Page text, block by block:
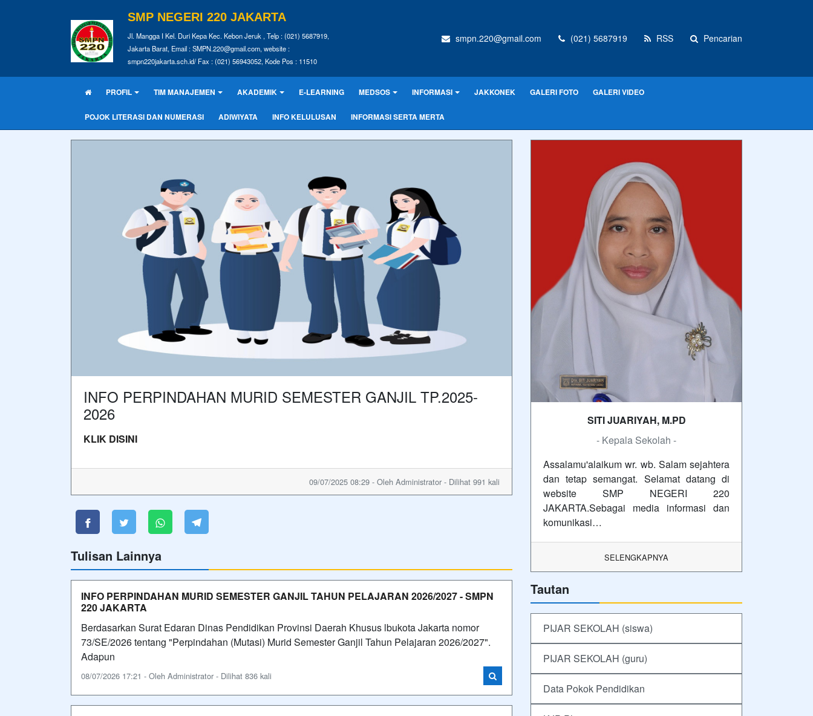
SMP NEGERI 220 JAKARTA
Jl. Mangga I Kel. Duri Kepa Kec. Kebon Jeruk , Telp : (021) 5687919,
Jakarta Barat, Email : SMPN.220@gmail.com, website :
smpn220jakarta.sch.id/ Fax : (021) 56943052, Kode Pos : 11510
smpn.220@gmail.com (021) 5687919 RSS Pencarian
PROFIL TIM MANAJEMEN AKADEMIK E-LEARNING MEDSOS INFORMASI JAKKONEK GALERI FOTO GALERI VIDEO
POJOK LITERASI DAN NUMERASI ADIWIYATA INFO KELULUSAN INFORMASI SERTA MERTA
INFO PERPINDAHAN MURID SEMESTER GANJIL TP.2025-
2026
KLIK DISINI
09/07/2025 08:29 - Oleh Administrator - Dilihat 991 kali
Tulisan Lainnya
INFO PERPINDAHAN MURID SEMESTER GANJIL TAHUN PELAJARAN 2026/2027 - SMPN
220 JAKARTA
Berdasarkan Surat Edaran Dinas Pendidikan Provinsi Daerah Khusus lbukota Jakarta nomor
73/SE/2026 tentang "Perpindahan (Mutasi) Murid Semester Ganjil Tahun Pelajaran 2026/2027".
Adapun
08/07/2026 17:21 - Oleh Administrator - Dilihat 836 kali
SITI JUARIYAH, M.PD
- Kepala Sekolah -
Assalamu'alaikum wr. wb. Salam sejahtera
dan tetap semangat. Selamat datang di
website SMP NEGERI 220
JAKARTA.Sebagai media informasi dan
komunikasi…
SELENGKAPNYA
Tautan
PIJAR SEKOLAH (siswa)
PIJAR SEKOLAH (guru)
Data Pokok Pendidikan